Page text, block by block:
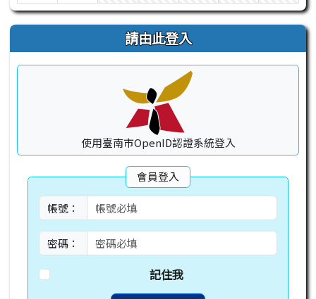
請由此登入
使用臺南市OpenID認證系統登入
會員登入
帳號：
密碼：
記住我